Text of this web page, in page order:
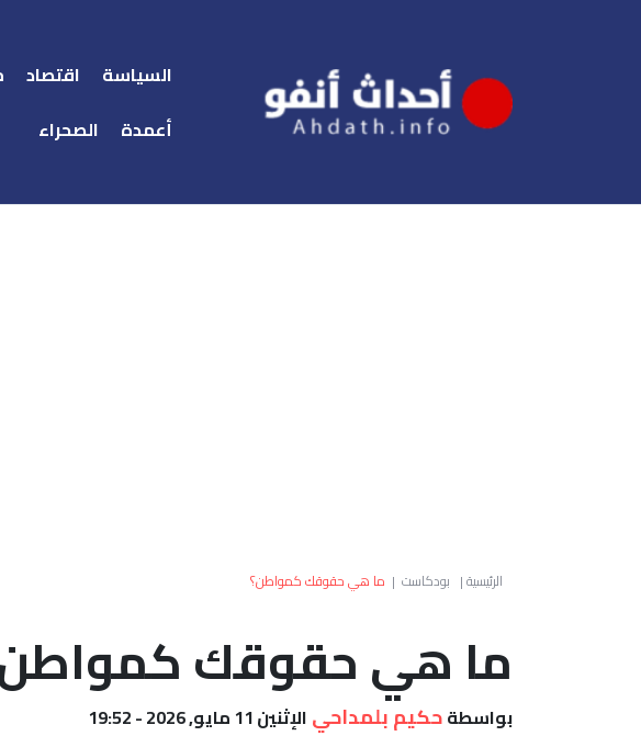
السياسة اقتصاد
أعمدة
الصحراء
الرئيسية| بودكاست | ما هي حقوقك كمواطن؟
ما هي حقوقك
بواسطةحكيم بلمداحي الإثنين 11 مايو, 2026 - 19:52